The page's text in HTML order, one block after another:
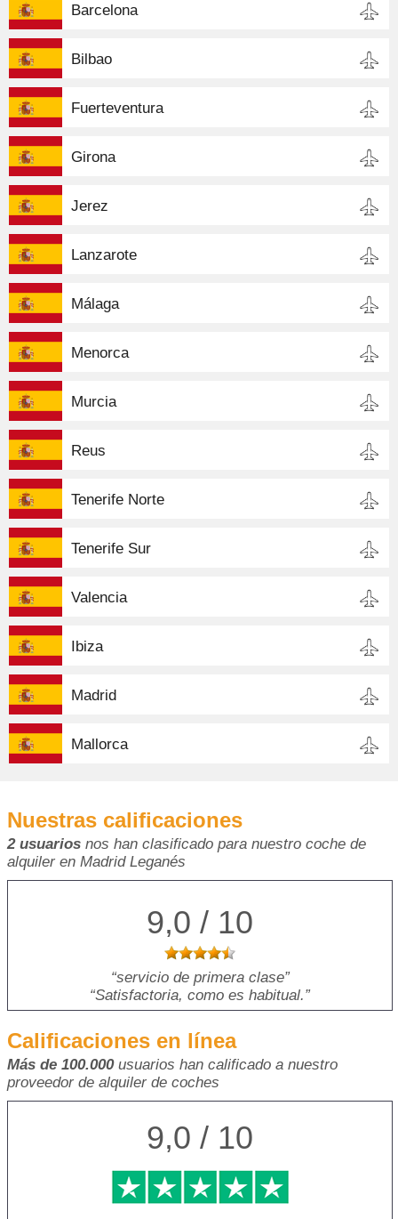
Barcelona
Bilbao
Fuerteventura
Girona
Jerez
Lanzarote
Málaga
Menorca
Murcia
Reus
Tenerife Norte
Tenerife Sur
Valencia
Ibiza
Madrid
Mallorca
Nuestras calificaciones
2 usuarios nos han clasificado para nuestro coche de
alquiler en Madrid Leganés
9,0 / 10
servicio de primera clase
Satisfactoria, como es habitual.
Calificaciones en línea
Más de 100.000usuarios han calificado a nuestro
proveedor de alquiler de coches
9,0 / 10